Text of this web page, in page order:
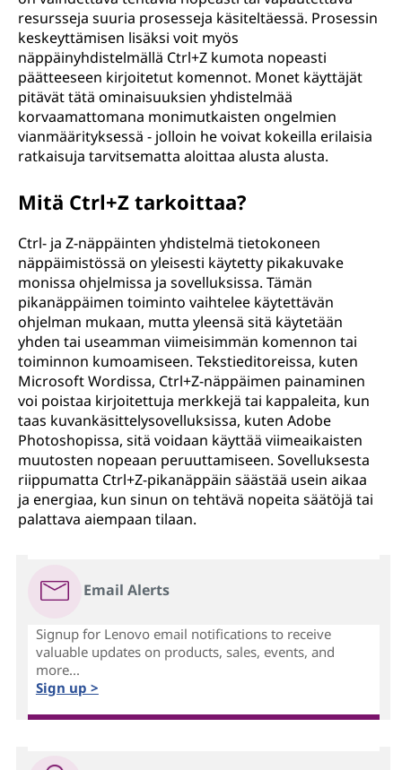
resursseja suuria prosesseja käsiteltäessä. Prosessin
keskeyttämisen lisäksi voit myös
näppäinyhdistelmällä Ctrl+Z kumota nopeasti
päätteeseen kirjoitetut komennot. Monet käyttäjät
pitävät tätä ominaisuuksien yhdistelmää
korvaamattomana monimutkaisten ongelmien
vianmäärityksessä - jolloin he voivat kokeilla erilaisia
ratkaisuja tarvitsematta aloittaa alusta alusta.
Mitä Ctrl+Z tarkoittaa?
Ctrl- ja Z-näppäinten yhdistelmä tietokoneen
näppäimistössä on yleisesti käytetty pikakuvake
monissa ohjelmissa ja sovelluksissa. Tämän
pikanäppäimen toiminto vaihtelee käytettävän
ohjelman mukaan, mutta yleensä sitä käytetään
yhden tai useamman viimeisimmän komennon tai
toiminnon kumoamiseen. Tekstieditoreissa, kuten
Microsoft Wordissa, Ctrl+Z-näppäimen painaminen
voi poistaa kirjoitettuja merkkejä tai kappaleita, kun
taas kuvankäsittelysovelluksissa, kuten Adobe
Photoshopissa, sitä voidaan käyttää viimeaikaisten
muutosten nopeaan peruuttamiseen. Sovelluksesta
riippumatta Ctrl+Z-pikanäppäin säästää usein aikaa
ja energiaa, kun sinun on tehtävä nopeita säätöjä tai
palattava aiempaan tilaan.
Email Alerts
Signup for Lenovo email notifications to receive
valuable updates on products, sales, events, and
more...
Sign up >